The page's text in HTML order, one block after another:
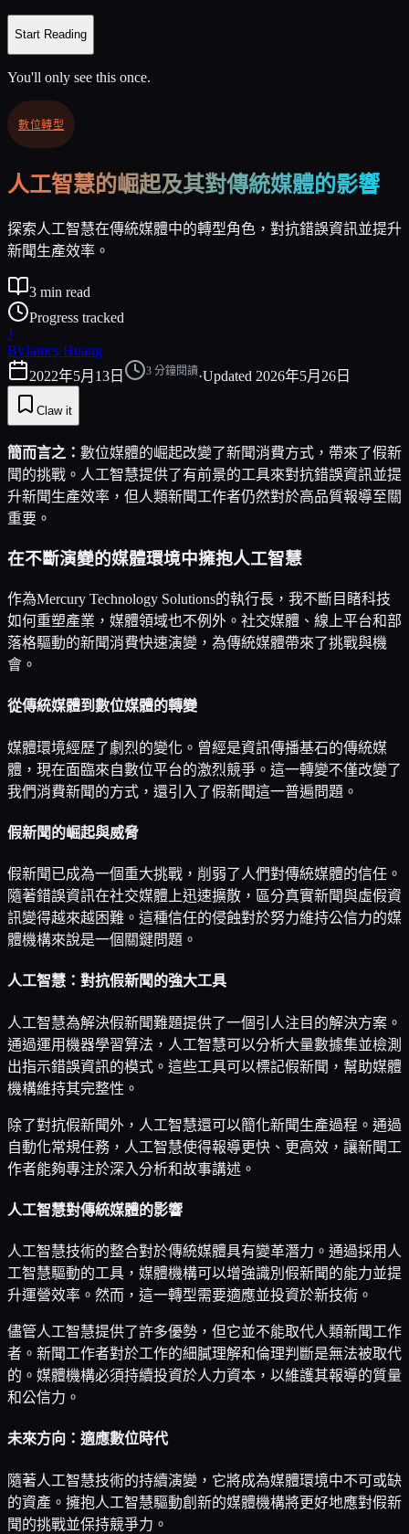
Start Reading
You'll only see this once.
數位轉型
人工智慧的崛起及其對傳統媒體的影響
探索人工智慧在傳統媒體中的轉型角色，對抗錯誤資訊並提升
新聞生產效率。
3 min read
Progress tracked
J
ByJames Huang
2022年5月13日
3 分鐘閱讀·Updated 2026年5月26日
Claw it
簡而言之： 數位媒體的崛起改變了新聞消費方式，帶來了假新
聞的挑戰。人工智慧提供了有前景的工具來對抗錯誤資訊並提
升新聞生產效率，但人類新聞工作者仍然對於高品質報導至關
重要。
在不斷演變的媒體環境中擁抱人工智慧
作為Mercury Technology Solutions的執行長，我不斷目睹科技
如何重塑產業，媒體領域也不例外。社交媒體、線上平台和部
落格驅動的新聞消費快速演變，為傳統媒體帶來了挑戰與機
會。
從傳統媒體到數位媒體的轉變
媒體環境經歷了劇烈的變化。曾經是資訊傳播基石的傳統媒
體，現在面臨來自數位平台的激烈競爭。這一轉變不僅改變了
我們消費新聞的方式，還引入了假新聞這一普遍問題。
假新聞的崛起與威脅
假新聞已成為一個重大挑戰，削弱了人們對傳統媒體的信任。
隨著錯誤資訊在社交媒體上迅速擴散，區分真實新聞與虛假資
訊變得越來越困難。這種信任的侵蝕對於努力維持公信力的媒
體機構來說是一個關鍵問題。
人工智慧：對抗假新聞的強大工具
人工智慧為解決假新聞難題提供了一個引人注目的解決方案。
通過運用機器學習算法，人工智慧可以分析大量數據集並檢測
出指示錯誤資訊的模式。這些工具可以標記假新聞，幫助媒體
機構維持其完整性。
除了對抗假新聞外，人工智慧還可以簡化新聞生產過程。通過
自動化常規任務，人工智慧使得報導更快、更高效，讓新聞工
作者能夠專注於深入分析和故事講述。
人工智慧對傳統媒體的影響
人工智慧技術的整合對於傳統媒體具有變革潛力。通過採用人
工智慧驅動的工具，媒體機構可以增強識別假新聞的能力並提
升運營效率。然而，這一轉型需要適應並投資於新技術。
儘管人工智慧提供了許多優勢，但它並不能取代人類新聞工作
者。新聞工作者對於工作的細膩理解和倫理判斷是無法被取代
的。媒體機構必須持續投資於人力資本，以維護其報導的質量
和公信力。
未來方向：適應數位時代
隨著人工智慧技術的持續演變，它將成為媒體環境中不可或缺
的資產。擁抱人工智慧驅動創新的媒體機構將更好地應對假新
聞的挑戰並保持競爭力。